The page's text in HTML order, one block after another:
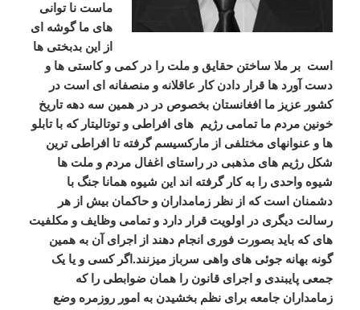
ماست نا توانی
های ما گوشه ای
از این بدبختی ها
است بر ملا ساختن حقایق و ملت را در کمی و کاستی ها و
دست آورد ها قرار دادن کار عاقلانه و منصفانه ای است در
کشور عزیز ما افغانستان بخصوص در در همین سه دهه تاریخ
خونین مردم ما تمامی رژیم های افراطی و توتالیتار که با تابلو
ها و عنوانهای مختلفی از مارکسیسم گرفته تا افراطی ترین
شکل رژیم های مذهبی در راستای اغفال مردم و ملت ها
شیوه واحدی را به کار گرفته اند این شیوه همانا جنگ با
دشمنان است که از نظر زمامداران و حاکمان بیش از هر
رسالت دیگری در اولویت قرار دارد و تمامی وظایف و مکلفیت
های که باید بصورت فوری انجام دهند از اجرای آن به همین
گونه بهانه جوئی های واهی سرباز میزنند.اگر کسی و یا یک
جمعی پایبندی و اجرای قانون را همان ضوابطی را که
زمامداران جامعه برای نظم بخشیدن به امور روزمره وضع